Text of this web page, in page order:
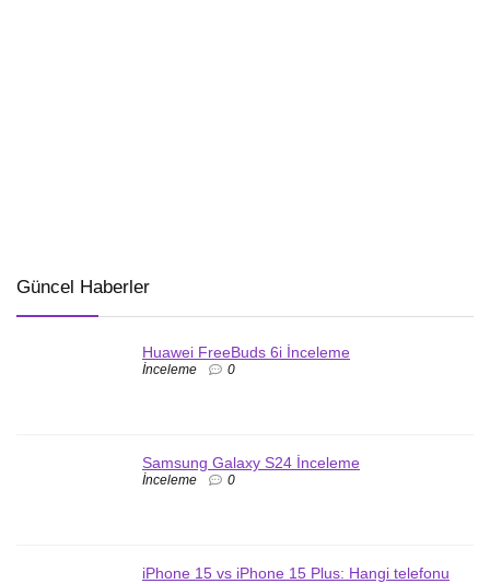
Güncel Haberler
Huawei FreeBuds 6i İnceleme
İnceleme 0
Samsung Galaxy S24 İnceleme
İnceleme 0
iPhone 15 vs iPhone 15 Plus: Hangi telefonu